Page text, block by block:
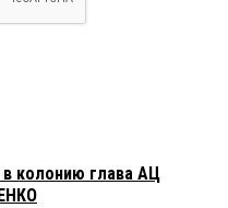
колонию глава АЦ